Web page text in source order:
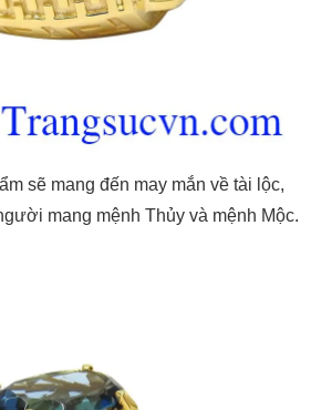
sẽ mang đến may mắn về tài lộc,
mang mệnh Thủy và mệnh Mộc.